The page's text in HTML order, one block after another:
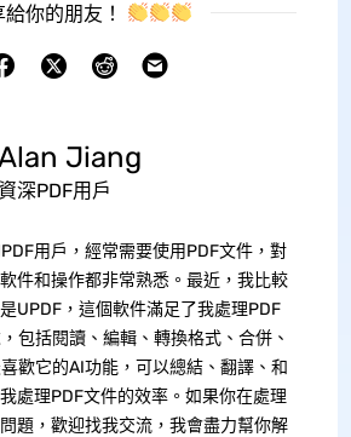
給你的朋友！
Jiang
資深PDF用戶
用戶，經常需要使用PDF文件，對
件和操作都非常熟悉。最近，我比較
UPDF，這個軟件滿足了我處理PDF
包括閱讀、編輯、轉換格式、合併、
歡它的AI功能，可以總結、翻譯、和
處理PDF文件的效率。如果你在處理
題，歡迎找我交流，我會盡力幫你解